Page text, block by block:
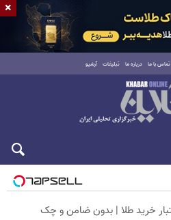
تماس با ما درباره ما تبلیغات آرشیو
×